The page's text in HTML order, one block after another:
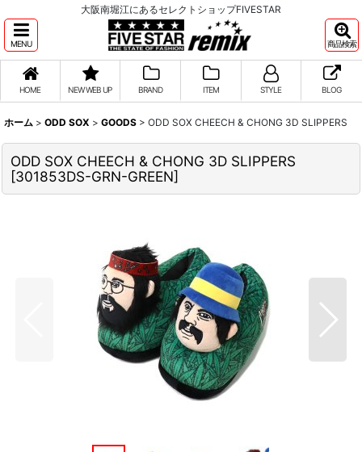
大阪南堀江にあるセレクトショップFIVESTAR
MENU 商品検索
HOME NEW WEB UP BRAND ITEM STYLE BLOG
ホーム > ODD SOX > GOODS > ODD SOX CHEECH & CHONG 3D SLIPPERS
ODD SOX CHEECH & CHONG 3D SLIPPERS
[301853DS-GRN-GREEN]